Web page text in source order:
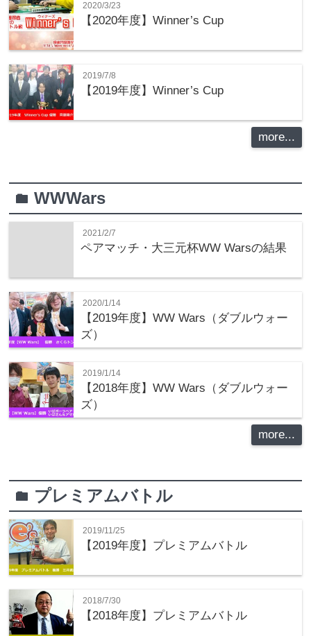
2020/3/23
【2020年度】Winner’s Cup
2019/7/8
【2019年度】Winner’s Cup
more...
folderWWWars
2021/2/7
ペアマッチ・大三元杯WW Warsの結果
2020/1/14
【2019年度】WW Wars（ダブルウォー
ズ）
2019/1/14
【2018年度】WW Wars（ダブルウォー
ズ）
more...
folder プレミアムバトル
2019/11/25
【2019年度】プレミアムバトル
2018/7/30
【2018年度】プレミアムバトル